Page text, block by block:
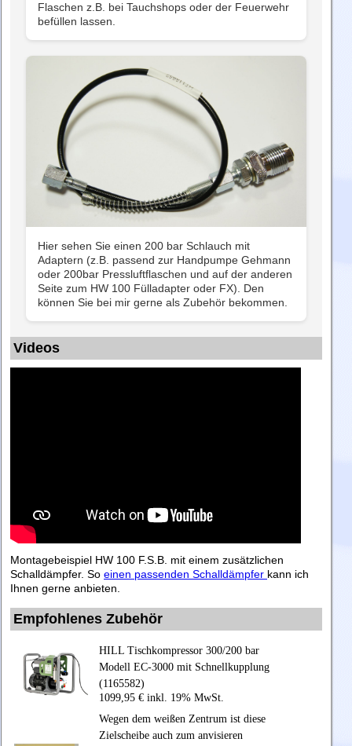
Flaschen z.B. bei Tauchshops oder der Feuerwehr
befüllen lassen.
Hier sehen Sie einen 200 bar Schlauch mit
Adaptern (z.B. passend zur Handpumpe Gehmann
oder 200bar Pressluftflaschen und auf der anderen
Seite zum HW 100 Fülladapter oder FX). Den
können Sie bei mir gerne als Zubehör bekommen.
Videos
Montagebeispiel HW 100 F.S.B. mit einem zusätzlichen
Schalldämpfer. So einen passenden Schalldämpfer kann ich
Ihnen gerne anbieten.
Empfohlenes Zubehör
HILL Tischkompressor 300/200 bar
Modell EC-3000 mit Schnellkupplung
(1165582)
1099,95 € inkl. 19% MwSt.
Wegen dem weißen Zentrum ist diese
Zielscheibe auch zum anvisieren